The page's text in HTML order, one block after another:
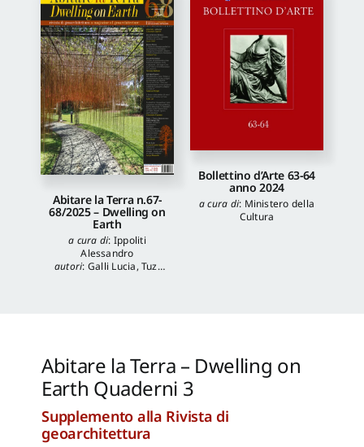
Abitare la Terra n.67-
68/2025 – Dwelling on
Earth
a cura di: Ippoliti
Alessandro
autori: Galli Lucia,Tuzi
Bollettino d’Arte 63-64
anno 2024
a cura di: Ministero della
Cultura
Abitare la Terra – Dwelling on
Earth Quaderni 3
Supplemento alla Rivista di
geoarchitettura